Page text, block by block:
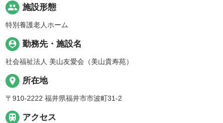
people 施設形態
特別養護老人ホーム
person_pin 勤務先・施設名
社会福祉法人 美山友愛会（美山貴寿苑）
place 所在地
〒910-2222 福井県福井市市波町31-2
 アクセス